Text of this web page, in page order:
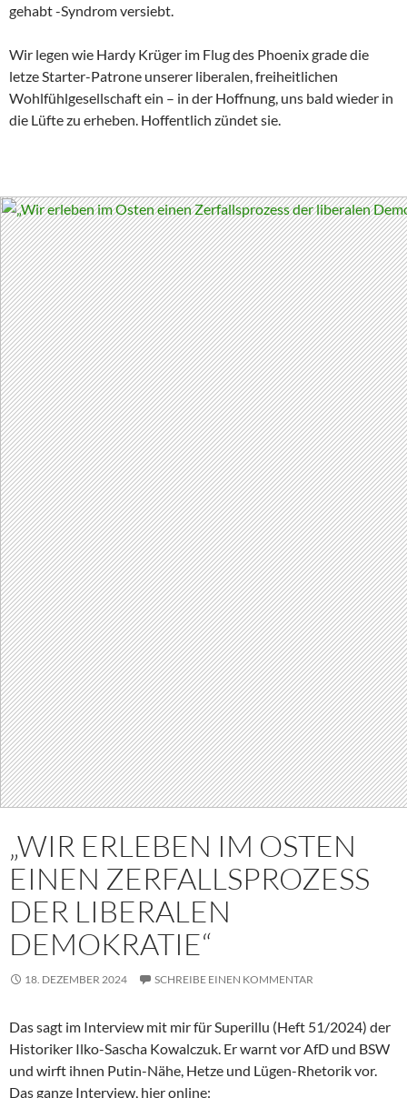
gehabt -Syndrom versiebt.
Wir legen wie Hardy Krüger im Flug des Phoenix grade die
letze Starter-Patrone unserer liberalen, freiheitlichen
Wohlfühlgesellschaft ein – in der Hoffnung, uns bald wieder in
die Lüfte zu erheben. Hoffentlich zündet sie.
„WIR ERLEBEN IM OSTEN
EINEN ZERFALLSPROZESS
DER LIBERALEN
DEMOKRATIE“
18. DEZEMBER 2024 SCHREIBE EINEN KOMMENTAR
Das sagt im Interview mit mir für Superillu (Heft 51/2024) der
Historiker Ilko-Sascha Kowalczuk. Er warnt vor AfD und BSW
und wirft ihnen Putin-Nähe, Hetze und Lügen-Rhetorik vor.
Das ganze Interview, hier online: